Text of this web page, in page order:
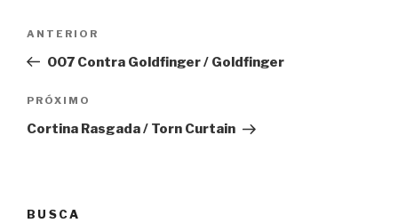
Post
Anterior
ANTERIOR
007 Contra Goldfinger / Goldfinger
Próximo
PRÓXIMO
Cortina Rasgada / Torn Curtain
BUSCA